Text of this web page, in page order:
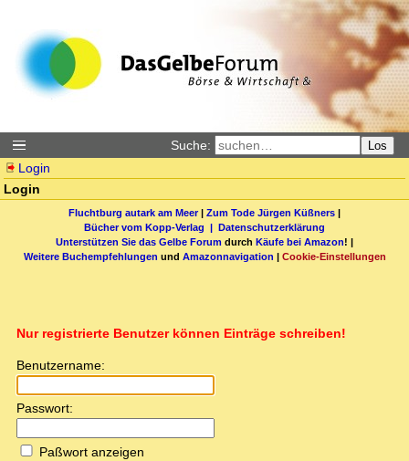
Suche: Los
Login
Login
Fluchtburg autark am Meer| Zum Tode Jürgen Küßners |
Bücher vom Kopp-Verlag | Datenschutzerklärung
Unterstützen Sie das Gelbe Forum durch Käufe bei Amazon! |
Weitere Buchempfehlungen und Amazonnavigation | Cookie-Einstellungen
Nur registrierte Benutzer können Einträge schreiben!
Benutzername:
Passwort:
Paßwort anzeigen